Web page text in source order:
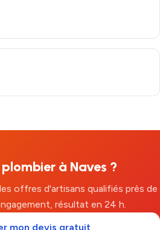
à Naves ?
offres d'artisans qualifiés près de
résultat en 24 h.
mon devis gratuit